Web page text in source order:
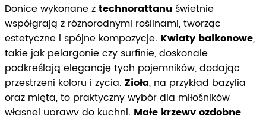
Donice wykonane ztechnorattanu świetnie
współgrają z różnorodnymi roślinami, tworząc
estetyczne i spójne kompozycje. Kwiaty balkonowe,
takie jak pelargonie czy surfinie, doskonale
podkreślają elegancję tych pojemników, dodając
przestrzeni koloru i życia. Zioła, na przykład bazylia
oraz mięta, to praktyczny wybór dla miłośników